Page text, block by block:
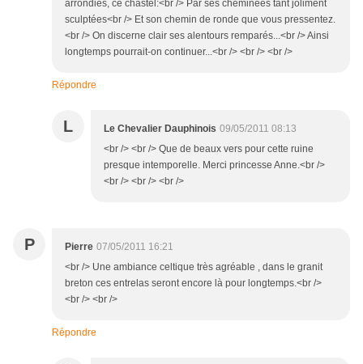
arrondies, ce chastel:<br /> Par ses cheminées tant joliment
sculptées<br /> Et son chemin de ronde que vous pressentez.
<br /> On discerne clair ses alentours remparés...<br /> Ainsi
longtemps pourrait-on continuer...<br /> <br /> <br />
Répondre
L Le Chevalier Dauphinois 09/05/2011 08:13
<br /> <br /> Que de beaux vers pour cette ruine
presque intemporelle. Merci princesse Anne.<br />
<br /> <br /> <br />
P Pierre 07/05/2011 16:21
<br /> Une ambiance celtique très agréable , dans le granit
breton ces entrelas seront encore là pour longtemps.<br />
<br /> <br />
Répondre